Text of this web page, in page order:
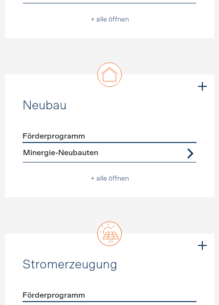
+ alle öffnen
Neubau
Förderprogramme
Förderprogramm
Minergie-Neubauten
+ alle öffnen
Stromerzeugung
Förderprogramm